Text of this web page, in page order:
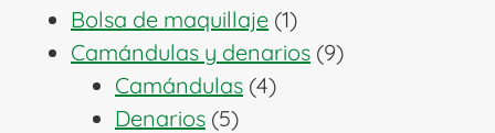
Bolsa de maquillaje 11
producto
Camándulas y denarios 99
Camándulas 44
Denarios 55